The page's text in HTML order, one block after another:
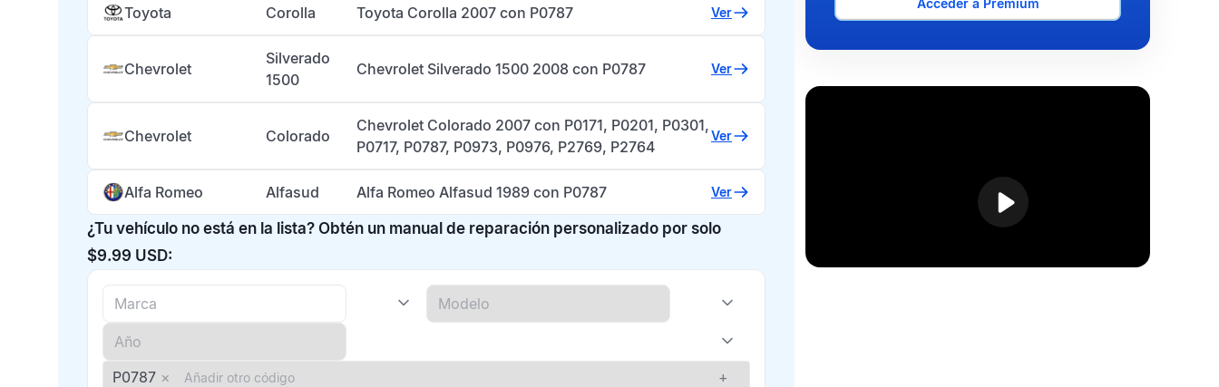
Toyota Corolla Toyota Corolla 2007 con P0787 Ver
Chevrolet
Silverado
1500
Chevrolet Silverado 1500 2008 con P0787 Ver
Chevrolet Colorado
Chevrolet Colorado 2007 con P0171, P0201, P0301,
P0717, P0787, P0973, P0976, P2769, P2764
Ver
Alfa Romeo Alfasud Alfa Romeo Alfasud 1989 con P0787 Ver
¿Tu vehículo no está en la lista? Obtén un manual de reparación personalizado por solo
$9.99 USD:
P0787 × +
Acceder a Premium